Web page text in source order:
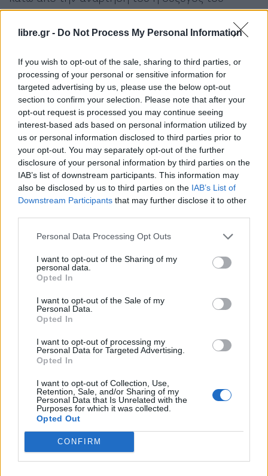
libre.gr - Do Not Process My Personal Information
If you wish to opt-out of the sale, sharing to third parties, or
processing of your personal or sensitive information for
targeted advertising by us, please use the below opt-out
section to confirm your selection. Please note that after your
opt-out request is processed you may continue seeing
interest-based ads based on personal information utilized by
us or personal information disclosed to third parties prior to
your opt-out. You may separately opt-out of the further
disclosure of your personal information by third parties on the
IAB’s list of downstream participants. This information may
also be disclosed by us to third parties on the IAB’s List of
Downstream Participants that may further disclose it to other
Personal Data Processing Opt Outs
I want to opt-out of the Sharing of my
personal data.
Opted In
I want to opt-out of the Sale of my
Personal Data.
Opted In
I want to opt-out of processing my
Personal Data for Targeted Advertising.
Opted In
I want to opt-out of Collection, Use,
Retention, Sale, and/or Sharing of my
Personal Data that Is Unrelated with the
Purposes for which it was collected.
Opted Out
CONFIRM
Αντώνη Ρέμου,Υβόννη Μπόσνιακ.